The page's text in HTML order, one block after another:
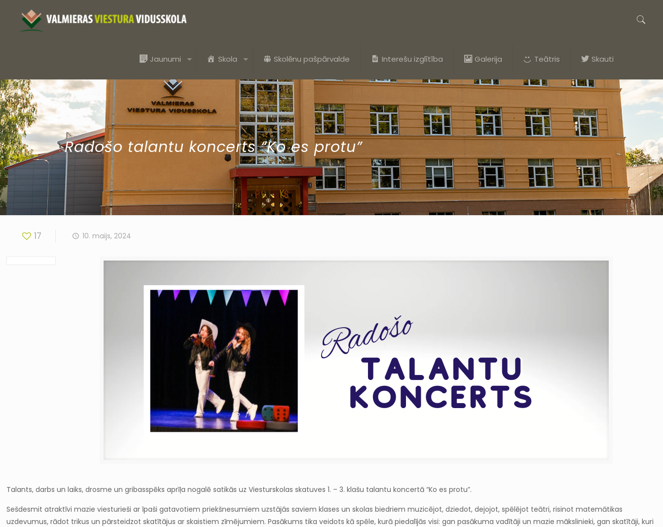
Jaunumi Skola Skolēnu pašpārvalde Interešu izglītība Galerija Teātris Skauti
Radošo talantu koncerts “Ko es protu”
17 10. maijs, 2024
Talants, darbs un laiks, drosme un gribasspēks aprīļa nogalē satikās uz Viesturskolas skatuves 1. – 3. klašu talantu koncertā “Ko es protu”.
Sešdesmit atraktīvi mazie viesturieši ar īpaši gatavotiem priekšnesumiem uzstājās saviem klases un skolas biedriem muzicējot, dziedot, dejojot, spēlējot teātri, risinot matemātikas
uzdevumus, rādot trikus un pārsteidzot skatītājus ar skaistiem zīmējumiem. Pasākums tika veidots kā spēle, kurā piedalījās visi: gan pasākuma vadītāji un mazie mākslinieki, gan skatītāji, kuri